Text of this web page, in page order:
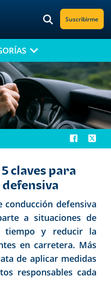
Suscribirme
nuevo contenido!
mensualmente en tu correo
claves para
defensiva
a situaciones de
tiempo y reducir la
en carretera. Más
de aplicar medidas
responsables cada